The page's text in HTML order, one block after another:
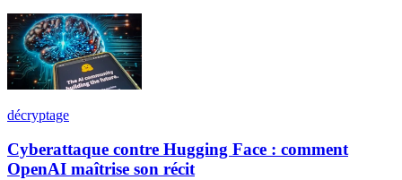
décryptage
Cyberattaque contre Hugging Face : comment
OpenAI maîtrise son récit